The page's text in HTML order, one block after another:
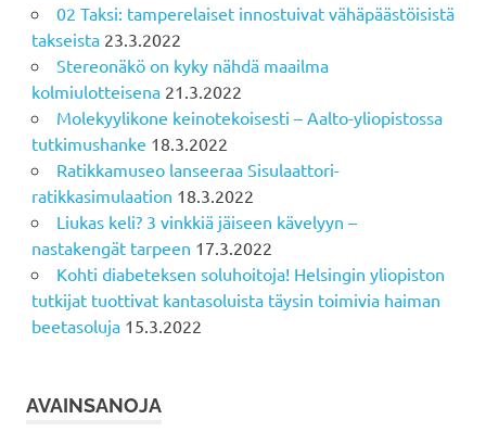
02 Taksi: tamperelaiset innostuivat vähäpäästöisistä
takseista 23.3.2022
Stereonäkö on kyky nähdä maailma
kolmiulotteisena 21.3.2022
Molekyylikone keinotekoisesti – Aalto-yliopistossa
tutkimushanke 18.3.2022
Ratikkamuseo lanseeraa Sisulaattori-
ratikkasimulaation 18.3.2022
Liukas keli? 3 vinkkiä jäiseen kävelyyn –
nastakengät tarpeen 17.3.2022
Kohti diabeteksen soluhoitoja! Helsingin yliopiston
tutkijat tuottivat kantasoluista täysin toimivia haiman
beetasoluja 15.3.2022
AVAINSANOJA